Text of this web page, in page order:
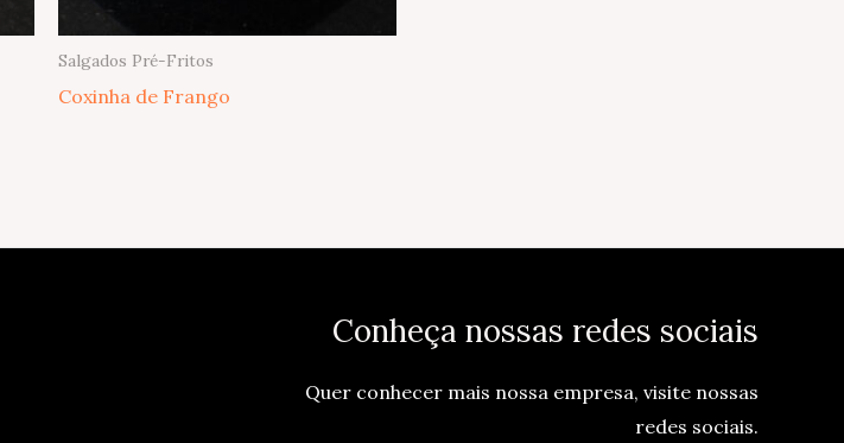
Salgados Pré-Fritos
Coxinha de Frango
Conheça nossas redes sociais
Quer conhecer mais nossa empresa, visite nossas
redes sociais.